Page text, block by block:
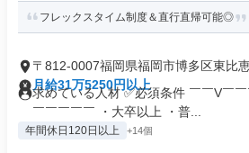
フレックスタイム制度＆直行直帰可能◎
〒812-0007福岡県福岡市博多区東比
月給31万5250円以上
求めている人材 ✅必須条件 ￣￣V￣
￣￣￣￣￣ ・大卒以上 ・普...
年間休日120日以上 +14個